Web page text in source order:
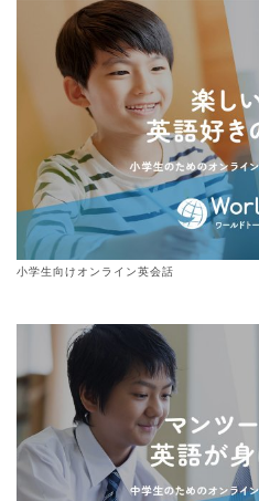
小学生向けオンライン英会話